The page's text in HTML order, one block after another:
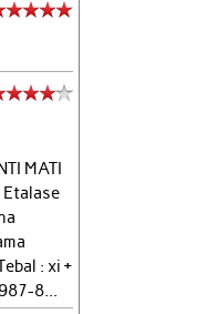
MATI
Etalase
: xi +
8...